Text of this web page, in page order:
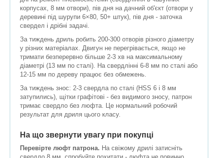
корпусах, 8 мм отвори), пів дня на дачний об'єкт (отвори у
деревині під шурупи 6×80, 50+ штук), пів дня - заточка
свердел і дрібні задачі.
За тиждень дриль робить 200-300 отворів різного діаметру
у різних матеріалах. Двигун не перегрівається, якщо не
тримати безперервно більше 2-3 хв на максимальному
діаметрі (13 мм по сталі). На свердлінні 6-8 мм по сталі або
12-15 мм по дереву працює без обмежень.
За тиждень знос: 2-3 свердла по сталі (HSS 6 і 8 мм
затупились), щітки графітові - без видимого зносу, патрон
тримає свердло без люфта. Це нормальний робочий
результат для дриля цього класу.
На що звернути увагу при покупці
Перевірте люфт патрона. На свіжому дрилі затисніть